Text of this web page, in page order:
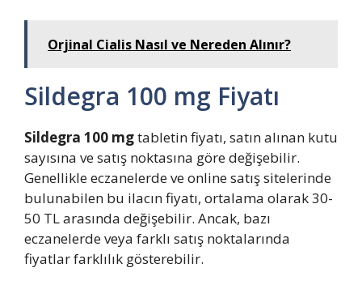
Orjinal Cialis Nasıl ve Nereden Alınır?
Sildegra 100 mg Fiyatı
Sildegra 100 mgtabletin fiyatı, satın alınan kutu
sayısına ve satış noktasına göre değişebilir.
Genellikle eczanelerde ve online satış sitelerinde
bulunabilen bu ilacın fiyatı, ortalama olarak 30-
50 TL arasında değişebilir. Ancak, bazı
eczanelerde veya farklı satış noktalarında
fiyatlar farklılık gösterebilir.